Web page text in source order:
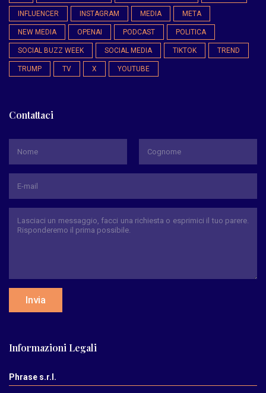
INFLUENCER INSTAGRAM MEDIA META
NEW MEDIA OPENAI PODCAST POLITICA
SOCIAL BUZZ WEEK SOCIAL MEDIA TIKTOK TREND
TRUMP TV X YOUTUBE
Contattaci
Invia
Informazioni Legali
Phrase s.r.l.